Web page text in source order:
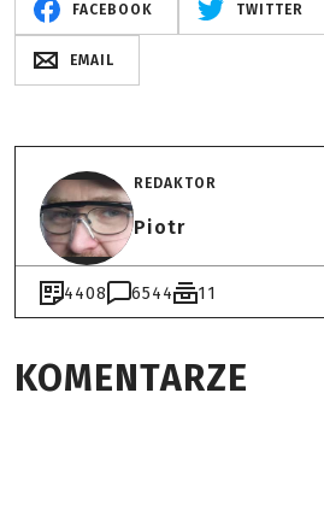
FACEBOOK TWITTER
EMAIL
REDAKTOR
Piotr
4408 6544 11
KOMENTARZE